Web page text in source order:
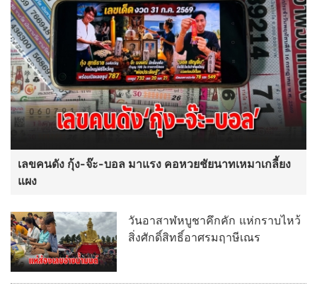
เลขคนดัง กุ้ง-จ๊ะ-บอล มาแรง คอหวยชัยนาทเหมาเกลี้ยง
แผง
วันอาสาฬหบูชาคึกคัก แห่กราบไหว้
สิ่งศักดิ์สิทธิ์อาศรมฤาษีเณร